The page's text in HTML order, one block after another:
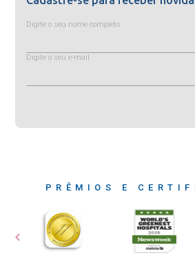
Digite o seu nome completo
Digite o seu e-mail
PRÊMIOS E